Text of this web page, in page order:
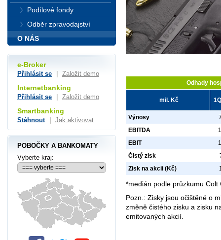
Odhady
mil. Kč
Výnosy
EBITDA
EBIT
Čistý zisk
Zisk na akcii (Kč)
*medián podle průzkumu Colt
Pozn.: Zisky jsou očištěné o
změně čistého zisku a zisku
emitovaných akcií.
Podílové fondy
Odběr zpravodajství
O NÁS
e-Broker
Přihlásit se Založit demo
Internetbanking
Přihlásit se Založit demo
Smartbanking
Stáhnout Jak aktivovat
POBOČKY A BANKOMATY
Vyberte kraj: